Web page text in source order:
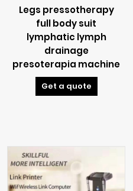
Legs pressotherapy
full body suit
lymphatic lymph
drainage
presoterapia machine
Get a quote